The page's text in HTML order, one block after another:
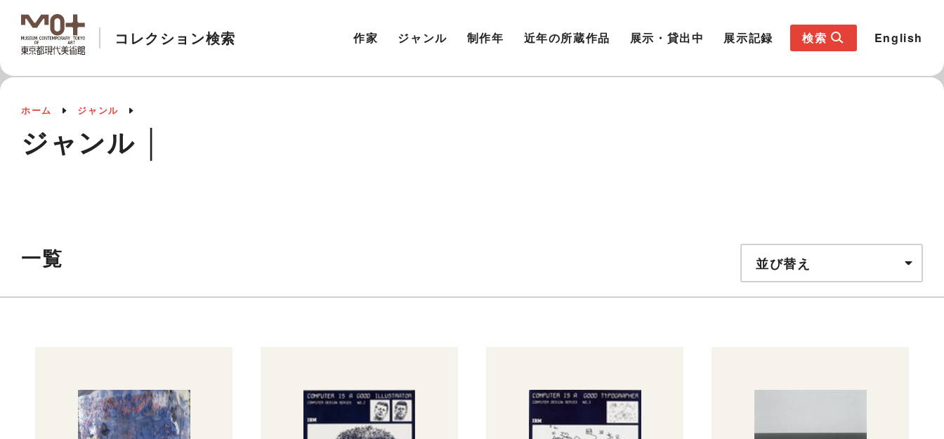
コレクション検索 作家 ジャンル 制作年 近年の所蔵作品 展示・貸出中 展示記録 検索 English
ホーム ジャンル
ジャンル │
一覧 並び替え